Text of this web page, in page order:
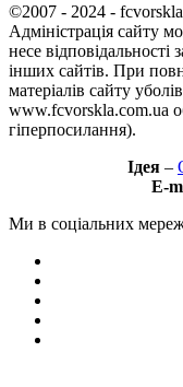
©2007 - 2024 -
Адміністрація сайту
несе відповідальності
інших сайтів. При
матеріалів сайту
www.fcvorskla.com.ua
гіперпосилання).
Ідея –
E-
Ми в соціальних